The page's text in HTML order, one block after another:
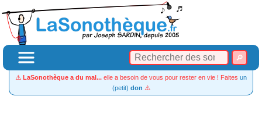
⚠️ LaSonothèque a du mal... elle a besoin de vous pour rester en vie ! Faites un
(petit) don ⚠️